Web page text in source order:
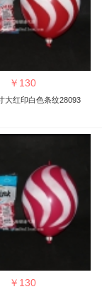
￥ 130
大红印白色条纹28093
￥ 130